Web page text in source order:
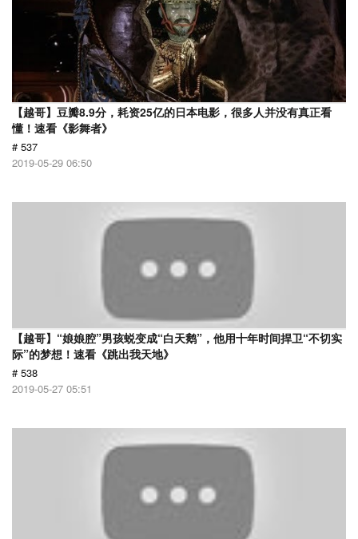
【越哥】豆瓣8.9分，耗资25亿的日本电影，很多人并没有真正看
懂！速看《影舞者》
# 537
2019-05-29 06:50
【越哥】“娘娘腔”男孩蜕变成“白天鹅”，他用十年时间捍卫“不切实
际”的梦想！速看《跳出我天地》
# 538
2019-05-27 05:51